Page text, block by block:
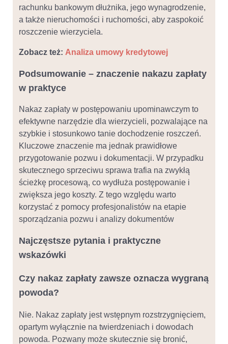
rachunku bankowym dłużnika, jego wynagrodzenie,
a także nieruchomości i ruchomości, aby zaspokoić
roszczenie wierzyciela.
Zobacz też: Analiza umowy kredytowej
Podsumowanie – znaczenie nakazu zapłaty
w praktyce
Nakaz zapłaty w postępowaniu upominawczym to
efektywne narzędzie dla wierzycieli, pozwalające na
szybkie i stosunkowo tanie dochodzenie roszczeń.
Kluczowe znaczenie ma jednak prawidłowe
przygotowanie pozwu i dokumentacji. W przypadku
skutecznego sprzeciwu sprawa trafia na zwykłą
ścieżkę procesową, co wydłuża postępowanie i
zwiększa jego koszty. Z tego względu warto
korzystać z pomocy profesjonalistów na etapie
sporządzania pozwu i analizy dokumentów
Najczęstsze pytania i praktyczne
wskazówki
Czy nakaz zapłaty zawsze oznacza wygraną
powoda?
Nie. Nakaz zapłaty jest wstępnym rozstrzygnięciem,
opartym wyłącznie na twierdzeniach i dowodach
powoda. Pozwany może skutecznie się bronić,